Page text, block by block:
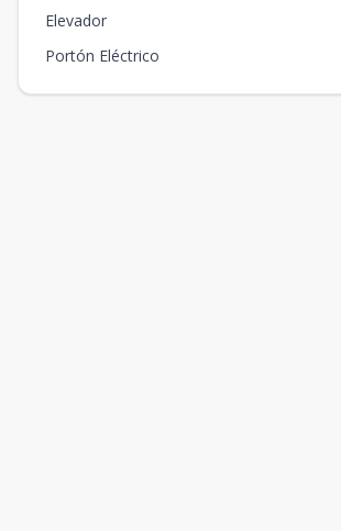
Elevador
Portón Eléctrico